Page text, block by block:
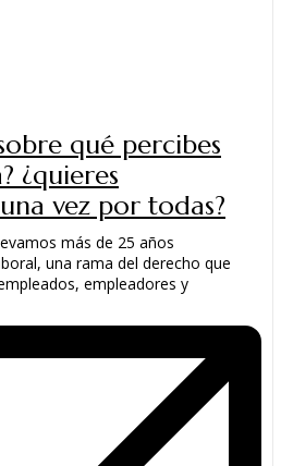
qué percibes
¿quieres
vez por todas?
más de 25 años
una rama del derecho que
empleadores y